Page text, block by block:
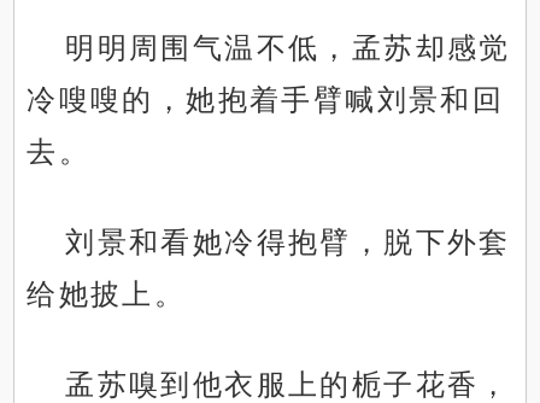
明明周围气温不低，孟苏却感觉
冷嗖嗖的，她抱着手臂喊刘景和回
去。
刘景和看她冷得抱臂，脱下外套
给她披上。
孟苏嗅到他衣服上的栀子花香，